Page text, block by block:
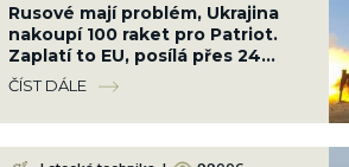
Rusové mají problém, Ukrajina
nakoupí 100 raket pro Patriot.
Zaplatí to EU, posílá přes 24
miliard Kč
ČÍST DÁLE